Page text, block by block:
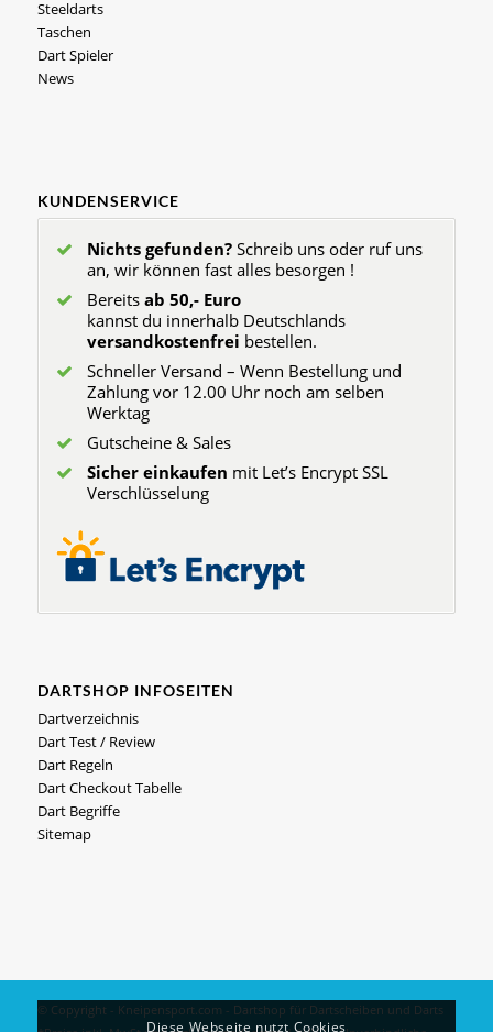
Steeldarts
Taschen
Dart Spieler
News
KUNDENSERVICE
Nichts gefunden?Schreib uns oder ruf uns
an, wir können fast alles besorgen !
Bereits ab 50,- Euro
kannst du innerhalb Deutschlands
versandkostenfrei bestellen.
Schneller Versand – Wenn Bestellung und
Zahlung vor 12.00 Uhr noch am selben
Werktag
Gutscheine & Sales
Sicher einkaufen mit Let’s Encrypt SSL
Verschlüsselung
DARTSHOP INFOSEITEN
Dartverzeichnis
Dart Test / Review
Dart Regeln
Dart Checkout Tabelle
Dart Begriffe
Sitemap
© Copyright - Kneipensport.com - Dartshop für Dartscheiben und Darts
Diese Webseite nutzt Cookies